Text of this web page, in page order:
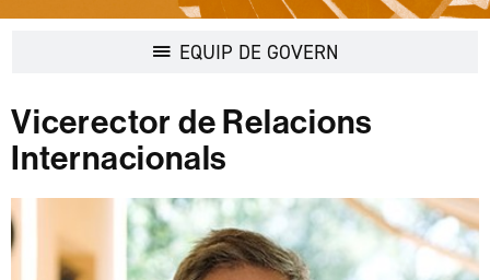
EQUIP DE GOVERNDesplegar
Vicerector de Relacions
Internacionals